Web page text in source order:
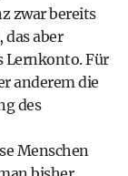
zwar bereits
aber
Lernkonto. Für
anderem die
des
Menschen